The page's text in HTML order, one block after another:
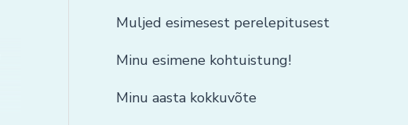
Muljed esimesest perelepitusest
Minu esimene kohtuistung!
Minu aasta kokkuvõte